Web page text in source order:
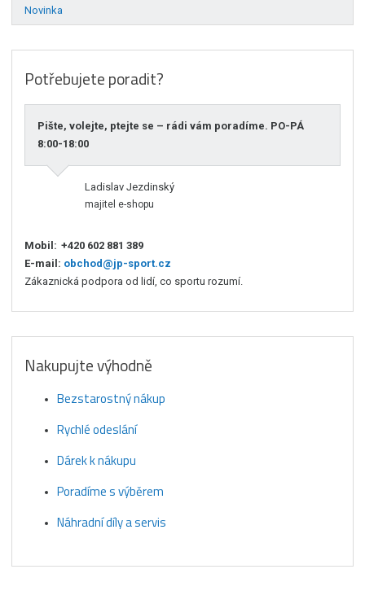
Novinka
Potřebujete poradit?
Pište, volejte, ptejte se – rádi vám poradíme. PO-PÁ
8:00-18:00
Ladislav Jezdinský
majitel e-shopu
Mobil: +420 602 881 389
E-mail: obchod@jp-sport.cz
Zákaznická podpora od lidí, co sportu rozumí.
Nakupujte výhodně
Bezstarostný nákup
Rychlé odeslání
Dárek k nákupu
Poradíme s výběrem
Náhradní díly a servis